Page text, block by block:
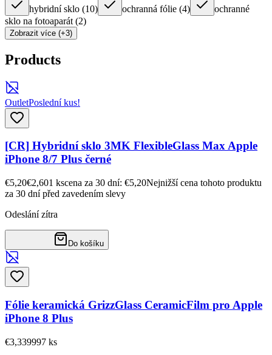
hybridní sklo (10) ochranná fólie (4)
ochranné
sklo na fotoaparát (2)
Zobrazit více (+3)
Products
OutletPoslední kus!
[CR] Hybridní sklo 3MK FlexibleGlass Max Apple
iPhone 8/7 Plus černé
€5,20€2,601 kscena za 30 dní: €5,20Nejnižší cena tohoto produktu
za 30 dní před zavedením slevy
Odeslání zítra
Do košíku
Fólie keramická GrizzGlass CeramicFilm pro Apple
iPhone 8 Plus
€3,339997 ks